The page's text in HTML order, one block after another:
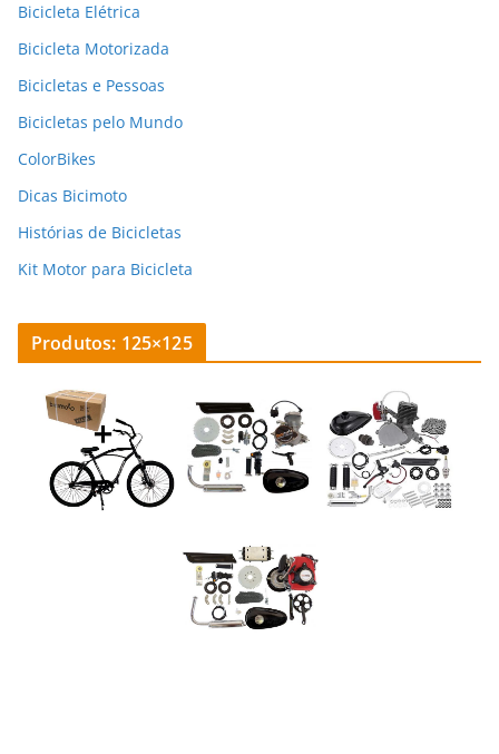
Bicicleta Elétrica
Bicicleta Motorizada
Bicicletas e Pessoas
Bicicletas pelo Mundo
ColorBikes
Dicas Bicimoto
Histórias de Bicicletas
Kit Motor para Bicicleta
Produtos: 125×125